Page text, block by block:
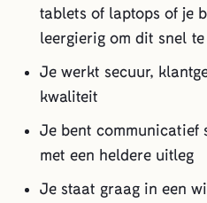
tablets of laptops of je
leergierig om dit snel
Je werkt secuur,
kwaliteit
Je bent communicatief
met een heldere uitleg
Je staat graag in een